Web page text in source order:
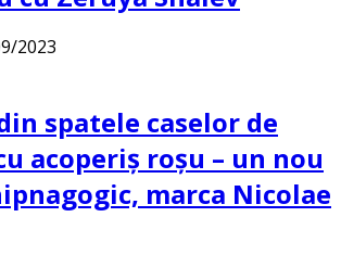
2023
spatele caselor de
acoperiș roșu – un nou
marca Nicolae